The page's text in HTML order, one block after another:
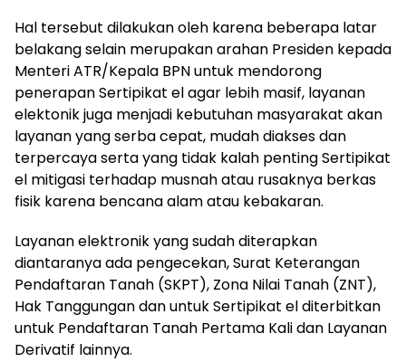
Hal tersebut dilakukan oleh karena beberapa latar
belakang selain merupakan arahan Presiden kepada
Menteri ATR/Kepala BPN untuk mendorong
penerapan Sertipikat el agar lebih masif, layanan
elektonik juga menjadi kebutuhan masyarakat akan
layanan yang serba cepat, mudah diakses dan
terpercaya serta yang tidak kalah penting Sertipikat
el mitigasi terhadap musnah atau rusaknya berkas
fisik karena bencana alam atau kebakaran.
Layanan elektronik yang sudah diterapkan
diantaranya ada pengecekan, Surat Keterangan
Pendaftaran Tanah (SKPT), Zona Nilai Tanah (ZNT),
Hak Tanggungan dan untuk Sertipikat el diterbitkan
untuk Pendaftaran Tanah Pertama Kali dan Layanan
Derivatif lainnya.